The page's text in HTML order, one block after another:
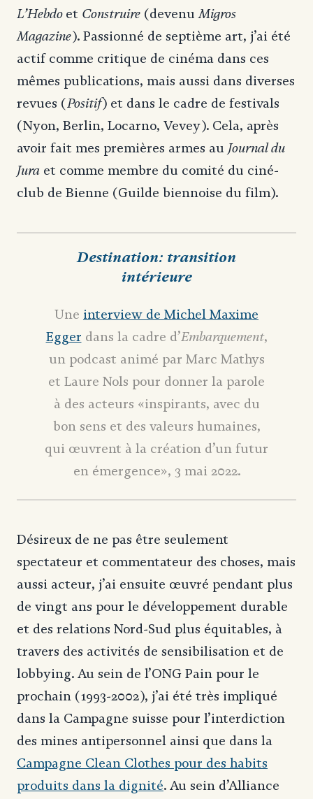
L’Hebdo et Construire (devenuMigros
Magazine). Passionné de septième art, j’ai été
actif comme critique de cinéma dans ces
mêmes publications, mais aussi dans diverses
revues (Positif) et dans le cadre de festivals
(Nyon, Berlin, Locarno, Vevey). Cela, après
avoir fait mes premières armes au Journal du
Jura et comme membre du comité du ciné-
club de Bienne (Guilde biennoise du film).
Destination: transition
intérieure
Une interview de Michel Maxime
Egger dans la cadre d’Embarquement,
un podcast animé par Marc Mathys
et Laure Nols pour donner la parole
à des acteurs «inspirants, avec du
bon sens et des valeurs humaines,
qui œuvrent à la création d’un futur
en émergence», 3 mai 2022.
Désireux de ne pas être seulement
spectateur et commentateur des choses, mais
aussi acteur, j’ai ensuite œuvré pendant plus
de vingt ans pour le développement durable
et des relations Nord-Sud plus équitables, à
travers des activités de sensibilisation et de
lobbying. Au sein de l’ONG Pain pour le
prochain (1993-2002), j’ai été très impliqué
dans la Campagne suisse pour l’interdiction
des mines antipersonnel ainsi que dans la
Campagne Clean Clothes pour des habits
produits dans la dignité. Au sein d’Alliance